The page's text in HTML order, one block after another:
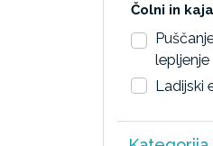
Čolni in
lepljenje
Ladijski